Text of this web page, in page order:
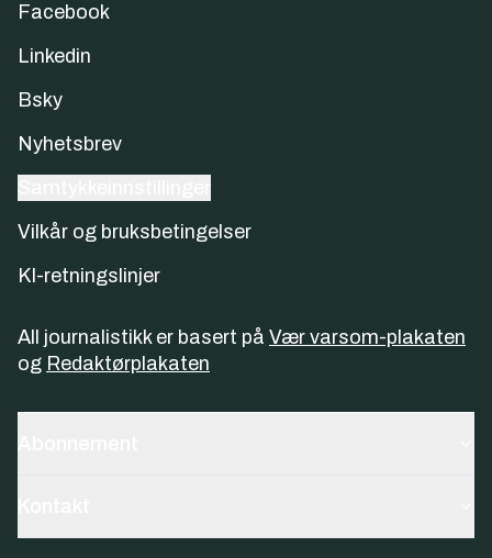
Facebook
Linkedin
Bsky
Nyhetsbrev
Vilkår og bruksbetingelser
KI-retningslinjer
All journalistikk er basert på Vær varsom-plakaten
og Redaktørplakaten